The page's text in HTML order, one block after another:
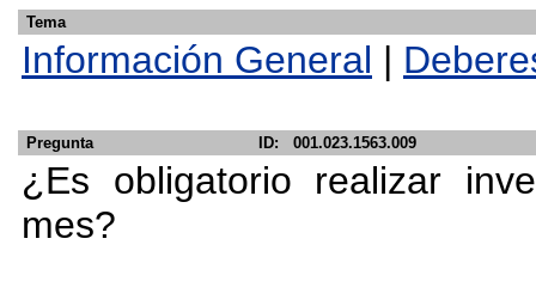
Tema
Información General |
Pregunta ID: 001.023.1563.009
¿Es obligatorio realizar
mes?